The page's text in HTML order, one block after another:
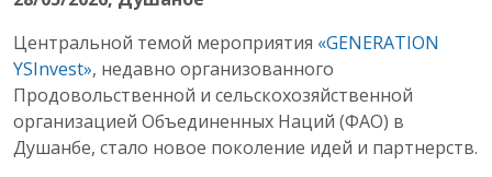
Центральной темой мероприятия «GENERATION
YSInvest», недавно организованного
Продовольственной и сельскохозяйственной
организацией Объединенных Наций (ФАО) в
Душанбе, стало новое поколение идей и партнерств.